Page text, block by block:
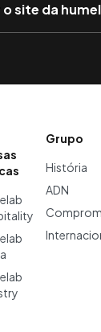
site da
Grupo
História
ADN